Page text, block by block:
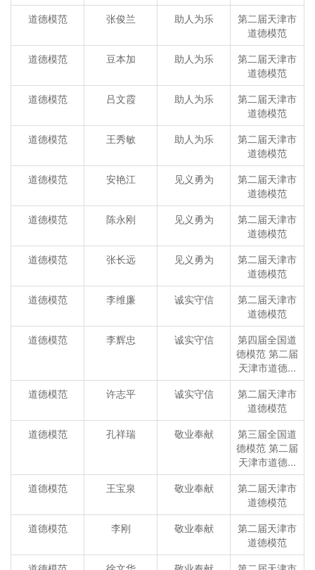
道德模范
张俊兰 助人为乐
第二届天津市
道德模范
道德模范
豆本加 助人为乐
第二届天津市
道德模范
道德模范
吕文霞 助人为乐
第二届天津市
道德模范
道德模范
王秀敏 助人为乐
第二届天津市
道德模范
道德模范
安艳江 见义勇为
第二届天津市
道德模范
道德模范
陈永刚 见义勇为
第二届天津市
道德模范
道德模范
张长远 见义勇为
第二届天津市
道德模范
道德模范
李维廉 诚实守信
第二届天津市
道德模范
道德模范
李辉忠 诚实守信
第四届全国道
德模范 第二届
天津市道德...
道德模范
许志平 诚实守信
第二届天津市
道德模范
道德模范
孔祥瑞 敬业奉献
第三届全国道
德模范 第二届
天津市道德...
道德模范
王宝泉 敬业奉献
第二届天津市
道德模范
道德模范
李刚 敬业奉献
第二届天津市
道德模范